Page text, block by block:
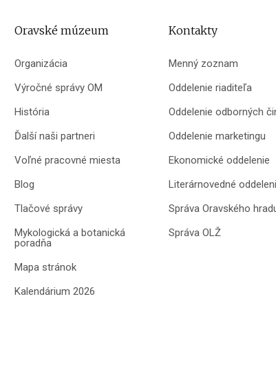
Oravské múzeum
Organizácia
Výročné správy OM
História
Ďalší naši partneri
Voľné pracovné miesta
Blog
Tlačové správy
Mykologická a botanická
poradňa
Mapa stránok
Kalendárium 2026
Kontakty
Menný zoznam
Oddelenie riaditeľa
Oddelenie odborných
Oddelenie marketingu
Ekonomické oddelenie
Literárnovedné
Správa Oravského
Správa OLŽ